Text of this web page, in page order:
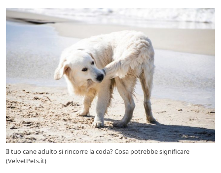
Il tuo cane adulto si rincorre la coda? Cosa potrebbe significare
(VelvetPets.it)